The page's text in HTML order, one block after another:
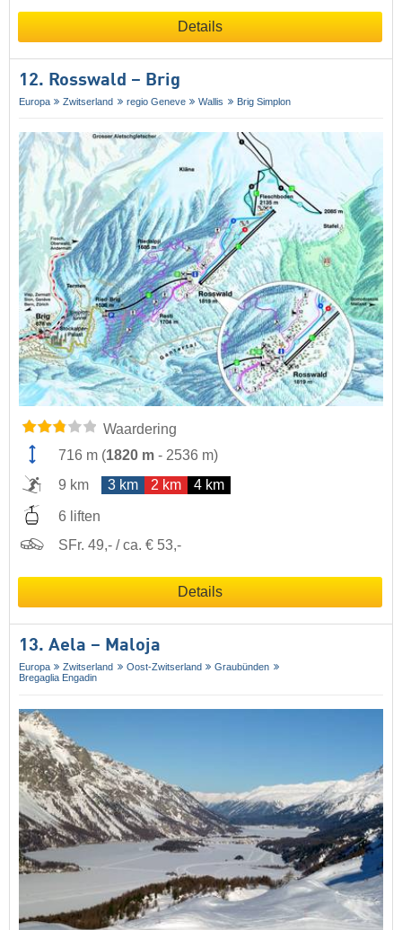
Details
12. Rosswald – Brig
Europa Zwitserland regio Geneve Wallis Brig Simplon
Waardering
716 m (1820 m - 2536 m)
9 km
3 km 2 km 4 km
6 liften
SFr. 49,- / ca. € 53,-
Details
13. Aela – Maloja
Europa Zwitserland Oost-Zwitserland
Graubünden
Bregaglia Engadin